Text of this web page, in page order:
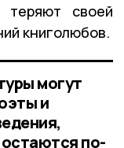
теряют своей
книголюбов.
могут
и
по-